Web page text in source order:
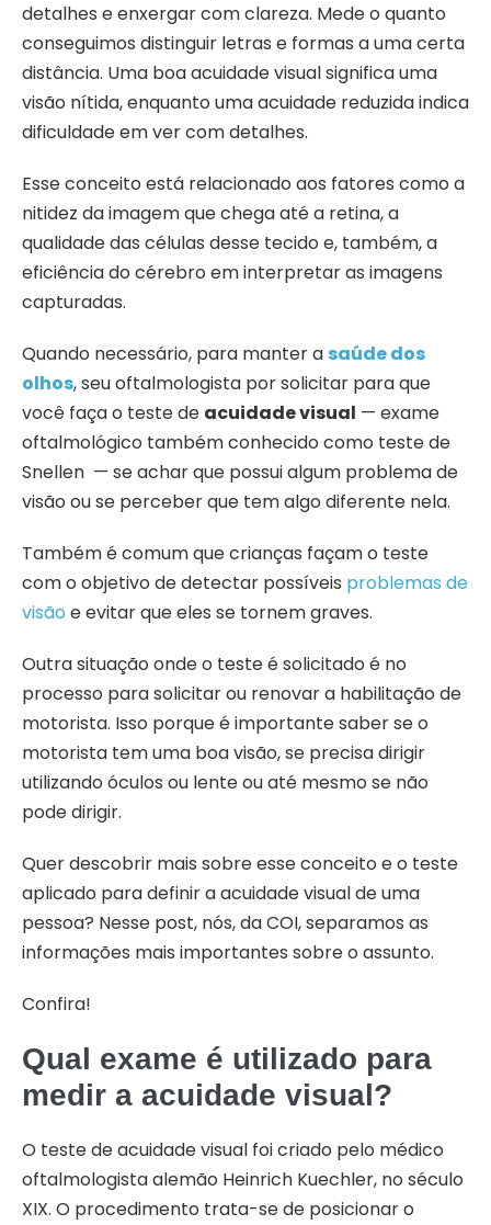
detalhes e enxergar com clareza. Mede o quanto
conseguimos distinguir letras e formas a uma certa
distância. Uma boa acuidade visual significa uma
visão nítida, enquanto uma acuidade reduzida indica
dificuldade em ver com detalhes.
Esse conceito está relacionado aos fatores como a
nitidez da imagem que chega até a retina, a
qualidade das células desse tecido e, também, a
eficiência do cérebro em interpretar as imagens
capturadas.
Quando necessário, para manter a saúde dos
olhos, seu oftalmologista por solicitar para que
você faça o teste de acuidade visual — exame
oftalmológico também conhecido como teste de
Snellen — se achar que possui algum problema de
visão ou se perceber que tem algo diferente nela.
Também é comum que crianças façam o teste
com o objetivo de detectar possíveis problemas de
visão e evitar que eles se tornem graves.
Outra situação onde o teste é solicitado é no
processo para solicitar ou renovar a habilitação de
motorista. Isso porque é importante saber se o
motorista tem uma boa visão, se precisa dirigir
utilizando óculos ou lente ou até mesmo se não
pode dirigir.
Quer descobrir mais sobre esse conceito e o teste
aplicado para definir a acuidade visual de uma
pessoa? Nesse post, nós, da COI, separamos as
informações mais importantes sobre o assunto.
Confira!
Qual exame é utilizado para
medir a acuidade visual?
O teste de acuidade visual foi criado pelo médico
oftalmologista alemão Heinrich Kuechler, no século
XIX. O procedimento trata-se de posicionar o